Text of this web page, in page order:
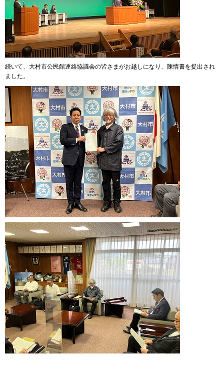
続いて、大村市公民館連絡協議会の皆さまがお越しになり、陳情書を提出され
ました。